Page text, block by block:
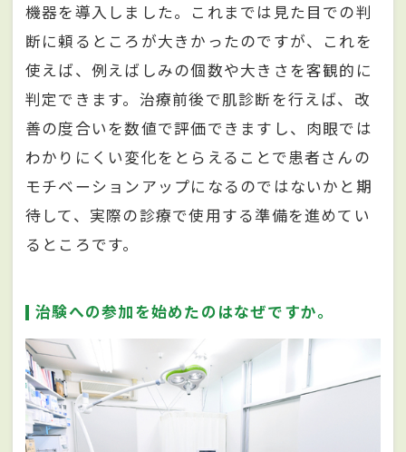
機器を導入しました。これまでは見た目での判
断に頼るところが大きかったのですが、これを
使えば、例えばしみの個数や大きさを客観的に
判定できます。治療前後で肌診断を行えば、改
善の度合いを数値で評価できますし、肉眼では
わかりにくい変化をとらえることで患者さんの
モチベーションアップになるのではないかと期
待して、実際の診療で使用する準備を進めてい
るところです。
治験への参加を始めたのはなぜですか。